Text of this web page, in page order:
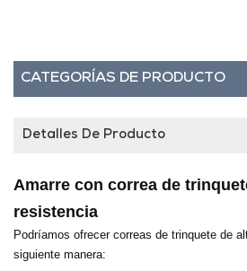
CATEGORÍAS DE PRODUCTO
Detalles De Producto
Amarre con correa de
resistencia
Podríamos ofrecer correas de trinquete de
siguiente manera: